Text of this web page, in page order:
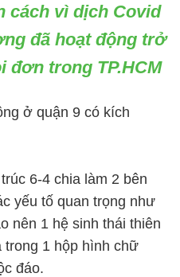
cách vì dịch Covid
đã hoạt động trở
đơn trong TP.HCM
ở quận 9 có kích
6-4 chia làm 2 bên
yếu tố quan trọng như
nên 1 hệ sinh thái thiên
trong 1 hộp hình chữ
đáo.